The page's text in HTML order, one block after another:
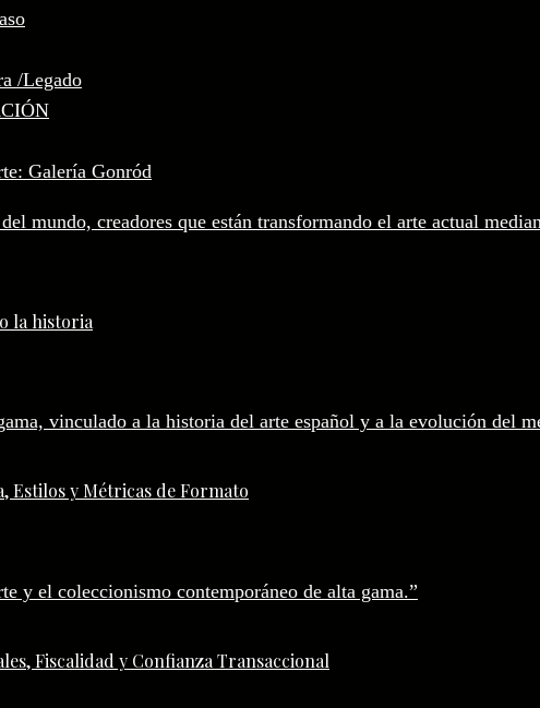
/Legado
Galería Gonród
la historia
Estilos y Métricas de Formato
Fiscalidad y Confianza Transaccional